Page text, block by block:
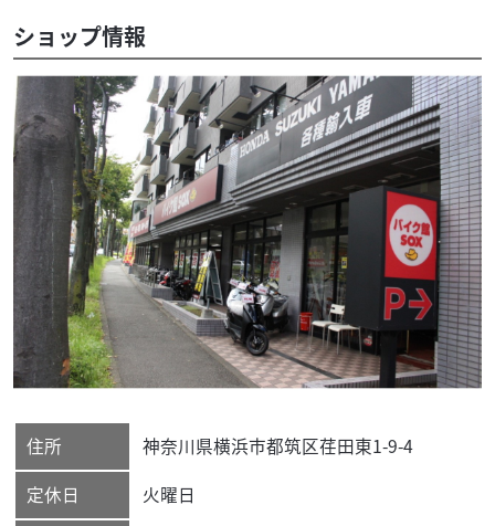
ショップ情報
住所 神奈川県横浜市都筑区荏田東1-9-4
定休日
火曜日